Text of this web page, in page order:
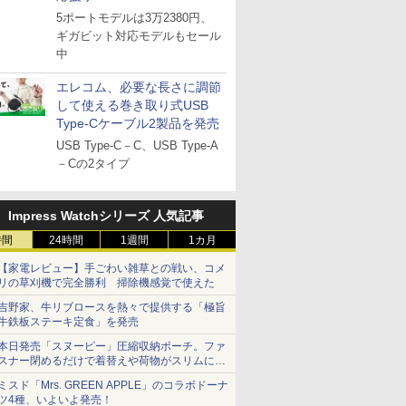
5ポートモデルは3万2380円、
ギガビット対応モデルもセール
中
エレコム、必要な長さに調節
して使える巻き取り式USB
Type-Cケーブル2製品を発売
USB Type-C－C、USB Type-A
－Cの2タイプ
Impress Watchシリーズ 人気記事
24時間 1週間 1カ月
家電レビュー】手ごわい雑草との戦い、コメ
の草刈機で完全勝利 掃除機感覚で使えた
野家、牛リブロースを熱々で提供する「極旨
鉄板ステーキ定食」を発売
日発売「スヌーピー」圧縮収納ポーチ。ファ
ナー閉めるだけで着替えや荷物がスリムにま
まる
スド「Mrs. GREEN APPLE」のコラボドーナ
4種、いよいよ発売！